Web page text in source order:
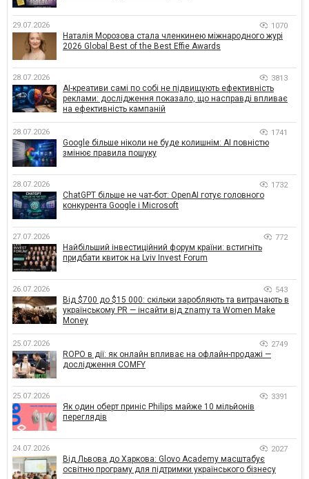
29.07.2026 1070
Наталія Морозова стала членкинею міжнародного журі
2026 Global Best of the Best Effie Awards
28.07.2026 3813
AI-креативи самі по собі не підвищують ефективність
реклами: дослідження показало, що насправді впливає
на ефективність кампаній
28.07.2026 1741
Google більше ніколи не буде колишнім: AI повністю
змінює правила пошуку
28.07.2026 1732
ChatGPT більше не чат-бот: OpenAI готує головного
конкурента Google і Microsoft
27.07.2026 772
Найбільший інвестиційний форум країни: встигніть
придбати квиток на Lviv Invest Forum
26.07.2026 543
Від $700 до $15 000: скільки заробляють та витрачають в
українському PR — інсайти від znamy та Women Make
Money
25.07.2026 2749
ROPO в дії: як онлайн впливає на офлайн-продажі —
дослідження COMFY
25.07.2026 3391
Як один оберт приніс Philips майже 10 мільйонів
переглядів
24.07.2026 2027
Від Львова до Харкова: Glovo Academy масштабує
освітню програму для підтримки українського бізнесу